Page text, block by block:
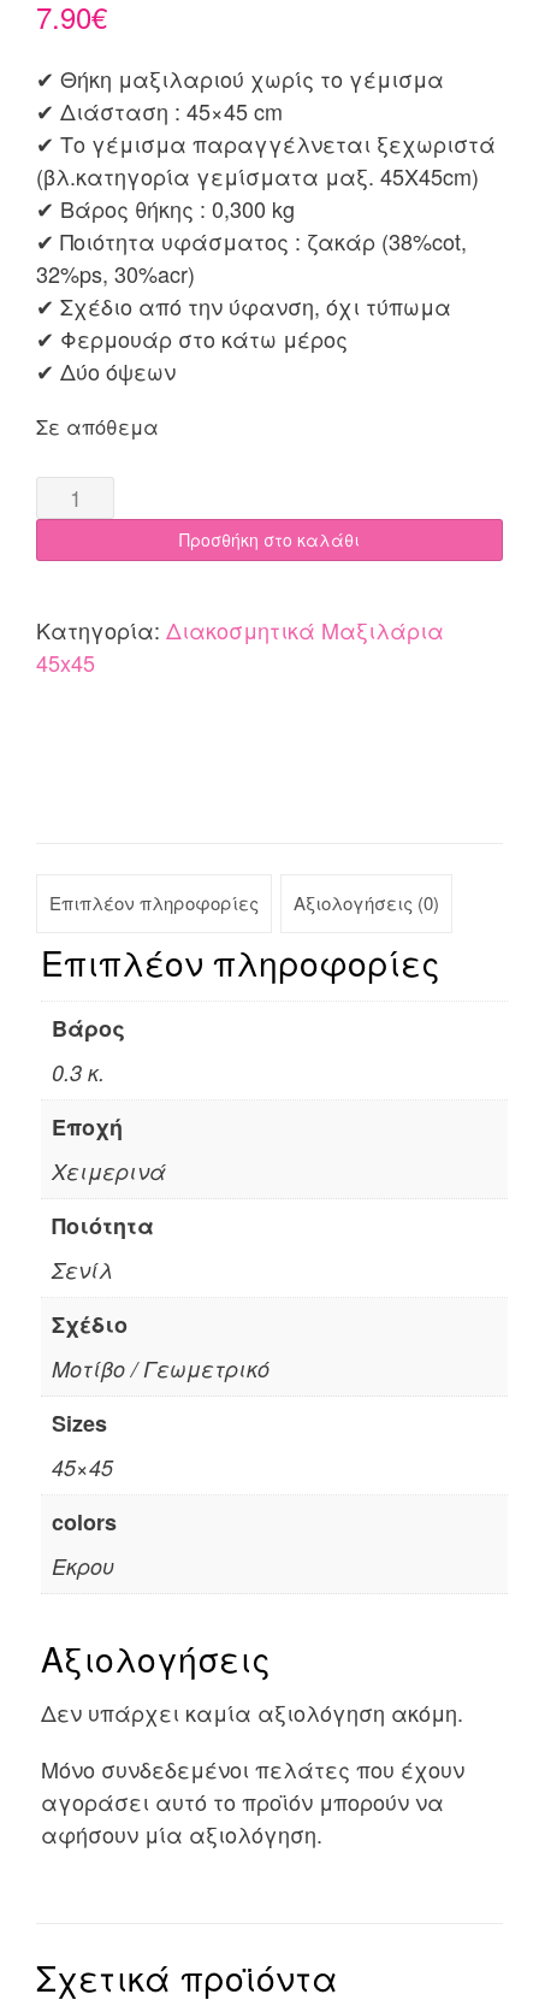
7.90€
✔ Θήκη μαξιλαριού χωρίς το γέμισμα
✔ Διάσταση : 45×45 cm
✔ Το γέμισμα παραγγέλνεται ξεχωριστά
(βλ.κατηγορία γεμίσματα μαξ. 45X45cm)
✔ Βάρος θήκης : 0,300 kg
✔ Ποιότητα υφάσματος : ζακάρ (38%cot,
32%ps, 30%acr)
✔ Σχέδιο από την ύφανση, όχι τύπωμα
✔ Φερμουάρ στο κάτω μέρος
✔ Δύο όψεων
Σε απόθεμα
Μαξιλαροθήκη
45x45
Hogan
quantity
Προσθήκη στο καλάθι
Κατηγορία: Διακοσμητικά Μαξιλάρια
45x45
Επιπλέον πληροφορίες Αξιολογήσεις (0)
Επιπλέον πληροφορίες
Βάρος
0.3 κ.
Εποχή
Χειμερινά
Ποιότητα
Σενίλ
Σχέδιο
Μοτίβο / Γεωμετρικό
Sizes
45×45
colors
Εκρου
Αξιολογήσεις
Δεν υπάρχει καμία αξιολόγηση ακόμη.
Μόνο συνδεδεμένοι πελάτες που έχουν
αγοράσει αυτό το προϊόν μπορούν να
αφήσουν μία αξιολόγηση.
Σχετικά προϊόντα